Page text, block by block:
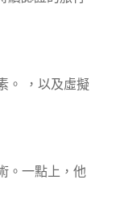
。 ，以及虛擬
。一點上，他